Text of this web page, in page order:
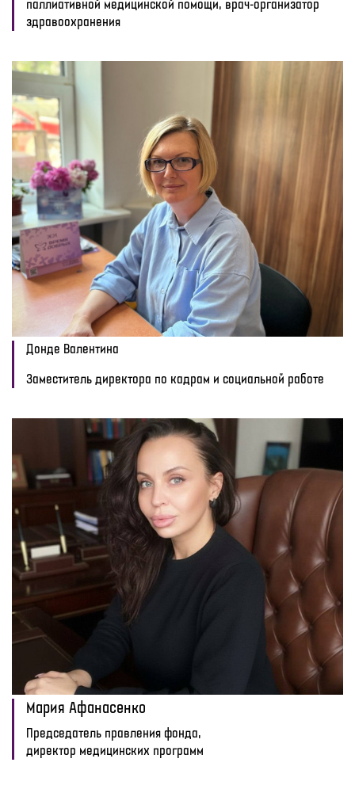
паллиативной медицинской помощи, врач-организатор
здравоохранения
Донде Валентина
Заместитель директора по кадрам и социальной работе
Мария Афанасенко
Председатель правления фонда,
директор медицинских программ